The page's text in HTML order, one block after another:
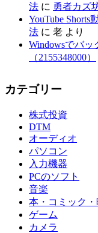
法 に 勇者カズ
YouTube
法 に 老 より
Windowsでバ
（2155348000）
カテゴリー
株式投資
DTM
オーディオ
パソコン
入力機器
PCのソフト
音楽
本・コミック
ゲーム
カメラ